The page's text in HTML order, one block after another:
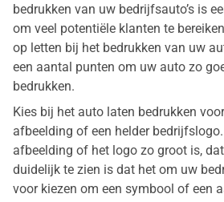
bedrukken van uw bedrijfsauto’s is
om veel potentiële klanten te
op letten bij het bedrukken van uw
een aantal punten om uw auto zo
bedrukken.
Kies bij het auto laten bedrukken
afbeelding of een helder
afbeelding of het logo zo groot is,
duidelijk te zien is dat het om uw
voor kiezen om een symbool of een